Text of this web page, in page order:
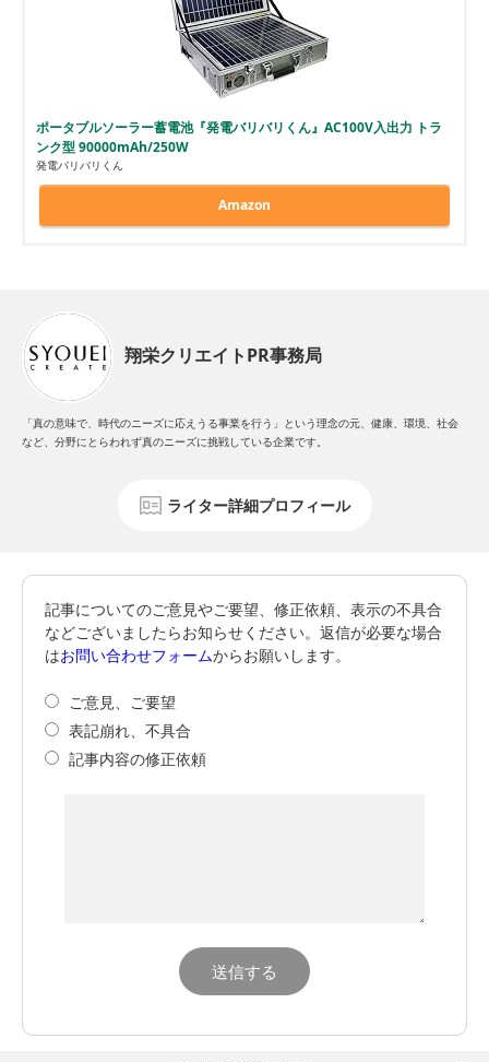
ポータブルソーラー蓄電池『発電バリバリくん』AC100V入出力 トラ
ンク型 90000mAh/250W
発電バリバリくん
Amazon
翔栄クリエイトPR事務局
「真の意味で、時代のニーズに応えうる事業を行う」という理念の元、健康、環境、社会
など、分野にとらわれず真のニーズに挑戦している企業です。
ライター詳細プロフィール
記事についてのご意見やご要望、修正依頼、表示の不具合
などございましたらお知らせください。返信が必要な場合
はお問い合わせフォームからお願いします。
ご意見、ご要望
表記崩れ、不具合
記事内容の修正依頼